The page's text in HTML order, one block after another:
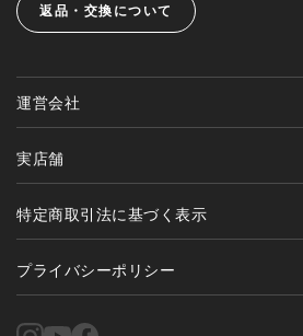
返品・交換について
運営会社
実店舗
特定商取引法に基づく表示
プライバシーポリシー